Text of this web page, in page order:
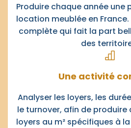
Produire chaque année une
location meublée en
complète qui fait la part
des
Une activité
Analyser les loyers, les
le turnover, afin de produire
loyers au m² spécifiques à